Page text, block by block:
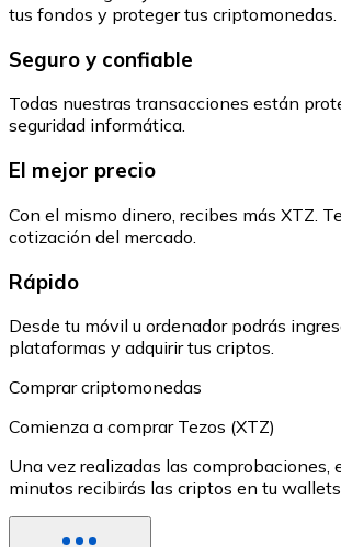
tus fondos y proteger tus criptomonedas.
Seguro y confiable
Todas nuestras transacciones están
seguridad informática.
El mejor precio
Con el mismo dinero, recibes más XTZ.
cotización del mercado.
Rápido
Desde tu móvil u ordenador podrás
plataformas y adquirir tus criptos.
Comprar criptomonedas
Comienza a comprar Tezos (XTZ)
Una vez realizadas las comprobaciones,
minutos recibirás las criptos en tu